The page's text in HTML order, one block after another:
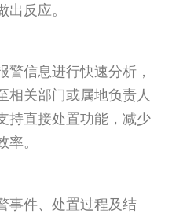
出反应。
警信息进行快速分析，
相关部门或属地负责人
持直接处置功能，减少
。
事件、处置过程及结